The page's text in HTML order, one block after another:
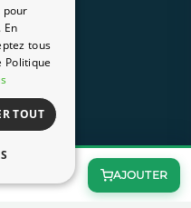
AJOUTER
pour
tous
Politique
TOUT